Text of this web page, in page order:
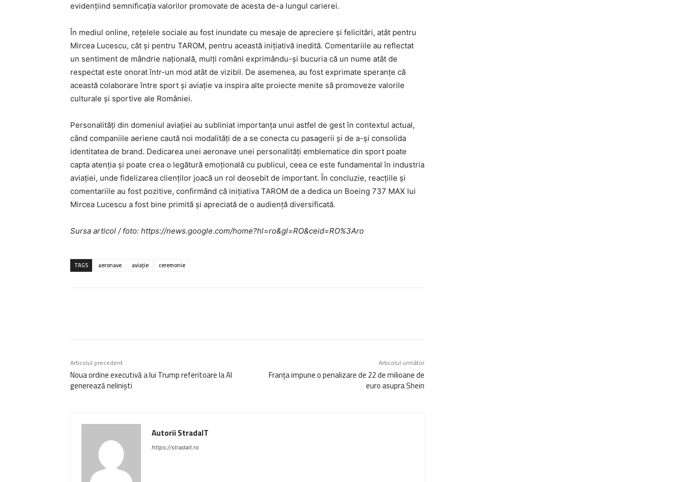
evidențiind semnificația valorilor promovate de acesta de-a lungul carierei.
În mediul online, rețelele sociale au fost inundate cu mesaje de apreciere și felicitări, atât pentru
Mircea Lucescu, cât și pentru TAROM, pentru această inițiativă inedită. Comentariile au reflectat
un sentiment de mândrie națională, mulți români exprimându-și bucuria că un nume atât de
respectat este onorat într-un mod atât de vizibil. De asemenea, au fost exprimate speranțe că
această colaborare între sport și aviație va inspira alte proiecte menite să promoveze valorile
culturale și sportive ale României.
Personalități din domeniul aviației au subliniat importanța unui astfel de gest în contextul actual,
când companiile aeriene caută noi modalități de a se conecta cu pasagerii și de a-și consolida
identitatea de brand. Dedicarea unei aeronave unei personalități emblematice din sport poate
capta atenția și poate crea o legătură emoțională cu publicul, ceea ce este fundamental în industria
aviației, unde fidelizarea clienților joacă un rol deosebit de important. În concluzie, reacțiile și
comentariile au fost pozitive, confirmând că inițiativa TAROM de a dedica un Boeing 737 MAX lui
Mircea Lucescu a fost bine primită și apreciată de o audiență diversificată.
Sursa articol / foto: https://news.google.com/home?hl=ro&gl=RO&ceid=RO%3Aro
TAGS aeronave aviație ceremonie
Articolul precedent
Noua ordine executivă a lui Trump referitoare la AI
generează neliniști
Articolul următor
Franța impune o penalizare de 22 de milioane de
euro asupra Shein
Autorii StradaIT
https://stradait.ro